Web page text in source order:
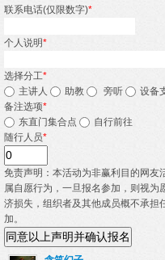
联系电话(仅限数字)*
个人说明*
选择分工*
主讲人
助教 旁听 设备
备注选项*
东直门集合点
自行前往
随行人员*
免责声明：本活动为非赢利目的网友
属自愿行为，一旦报名参加，则视
济损失，组织者及其他成员概不承担
加。
同意以上声明并确认报名